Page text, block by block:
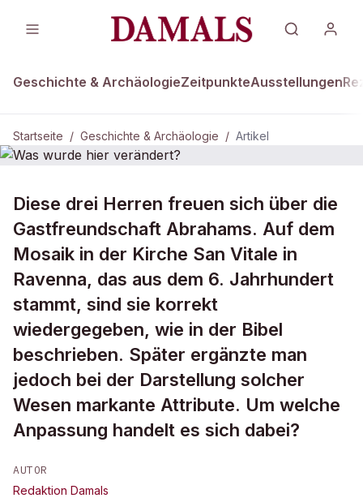
Geschichte & ArchäologieZeitpunkteAusstellungen
Startseite / Geschichte & Archäologie / Artikel
Was wurde hier verändert?
Diese drei Herren freuen sich über die
Gastfreundschaft Abrahams. Auf dem
Mosaik in der Kirche San Vitale in
Ravenna, das aus dem 6. Jahrhundert
stammt, sind sie korrekt
wiedergegeben, wie in der Bibel
beschrieben. Später ergänzte man
jedoch bei der Darstellung solcher
Wesen markante Attribute. Um welche
Anpassung handelt es sich dabei?
AUTOR
Redaktion Damals